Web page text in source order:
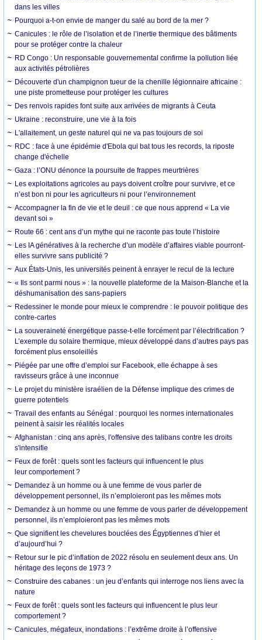
dans les villes
Pourquoi a-t-on envie de manger du salé au bord de la mer ?
Canicules : le rôle de l’isolation et de l’inertie thermique des bâtiments
pour se protéger contre la chaleur
RD Congo : Un responsable gouvernemental confirme la pollution liée
aux activités pétrolières
Découverte d'un champignon tueur de la chenille légionnaire africaine :
une piste prometteuse pour protéger les cultures
Des renvois rapides font suite aux arrivées de migrants à Ceuta
Ukraine : reconstruire, une vie à la fois
L'allaitement, un geste naturel qui ne va pas toujours de soi
RDC : face à une épidémie d'Ebola qui bat tous les records, la riposte
change d'échelle
Gaza : l’ONU dénonce la poursuite de frappes meurtrières
Les exploitations agricoles au pays doivent croître pour survivre, et ce
n’est bon ni pour les agriculteurs ni pour l’environnement
Accompagner la fin de vie et le deuil : ce que nous apprend « La vie
devant soi »
Route 66 : cent ans d’un mythe qui ne raconte pas toute l’histoire
Les IA génératives à la recherche d’un modèle d’affaires viable pourront-
elles survivre sans publicité ?
Aux États-Unis, les universités peinent à enrayer le recul de la lecture
« Ils sont parmi nous » : la nouvelle plateforme de la Maison-Blanche et la
déshumanisation des sans-papiers
Redessiner le monde pour mieux le comprendre : le pouvoir politique des
contre-cartes
La souveraineté énergétique passe-t-elle forcément par l’électrification ?
L’exemple du solaire thermique, mieux développé dans d’autres pays pas
forcément plus ensoleillés
Piégée par une offre d’emploi sur Facebook, elle échappe à ses
ravisseurs grâce à une inconnue
Le projet du ministère israélien de la Défense implique des crimes de
guerre potentiels
Travail des enfants au Sénégal : pourquoi les normes internationales
peinent à saisir les réalités locales
Afghanistan : cinq ans après, l'offensive des talibans contre les droits
s'intensifie
Feux de forêt : quels sont les facteurs qui influencent le plus
leur comportement ?
Demandez à un homme ou à une femme de vous parler de
développement personnel, ils n’emploieront pas les mêmes mots
Demandez à un homme ou une femme de vous parler de développement
personnel, ils n’emploieront pas les mêmes mots
Que signifient les chevelures bouclées des Égyptiennes d’hier et
d’aujourd’hui ?
Retour sur le pic d’inflation de 2022 résolu en seulement deux ans. Un
héritage des leçons de 1973 ?
Construire des cabanes : un jeu d’enfants qui interroge nos liens avec la
nature
Feux de forêt : quels sont les facteurs qui influencent le plus leur
comportement ?
Canicules, mégafeux, inondations : l’extrême droite à l’offensive